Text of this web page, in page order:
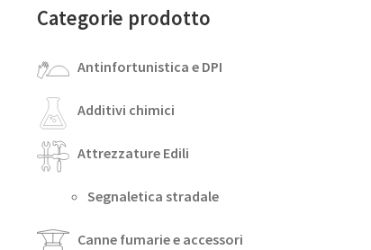
Categorie prodotto
Antinfortunistica e DPI
Additivi chimici
Attrezzature Edili
Segnaletica stradale
Canne fumarie e accessori